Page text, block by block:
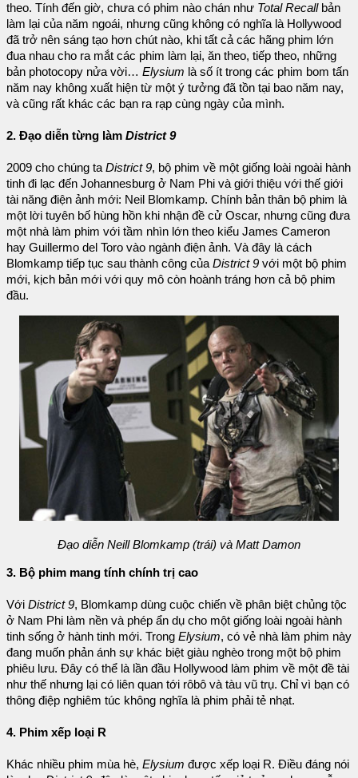
theo. Tính đến giờ, chưa có phim nào chán như Total Recallbản
làm lại của năm ngoái, nhưng cũng không có nghĩa là Hollywood
đã trở nên sáng tạo hơn chút nào, khi tất cả các hãng phim lớn
đua nhau cho ra mắt các phim làm lại, ăn theo, tiếp theo, những
bản photocopy nửa vời… Elysium là số ít trong các phim bom tấn
năm nay không xuất hiện từ một ý tưởng đã tồn tại bao năm nay,
và cũng rất khác các bạn ra rạp cùng ngày của mình.
2. Đạo diễn từng làm District 9
2009 cho chúng ta District 9, bộ phim về một giống loài ngoài hành
tinh đi lạc đến Johannesburg ở Nam Phi và giới thiệu với thế giới
tài năng điện ảnh mới: Neil Blomkamp. Chính bản thân bộ phim là
một lời tuyên bố hùng hồn khi nhận đề cử Oscar, nhưng cũng đưa
một nhà làm phim với tầm nhìn lớn theo kiểu James Cameron
hay Guillermo del Toro vào ngành điện ảnh. Và đây là cách
Blomkamp tiếp tục sau thành công của District 9 với một bộ phim
mới, kịch bản mới với quy mô còn hoành tráng hơn cả bộ phim
đầu.
Đạo diễn Neill Blomkamp (trái) và Matt Damon
3. Bộ phim mang tính chính trị cao
Với District 9, Blomkamp dùng cuộc chiến về phân biệt chủng tộc
ở Nam Phi làm nền và phép ẩn dụ cho một giống loài ngoài hành
tinh sống ở hành tinh mới. Trong Elysium, có vẻ nhà làm phim này
đang muốn phản ánh sự khác biệt giàu nghèo trong một bộ phim
phiêu lưu. Đây có thể là lần đầu Hollywood làm phim về một đề tài
như thế nhưng lại có liên quan tới rôbô và tàu vũ trụ. Chỉ vì bạn có
thông điệp nghiêm túc không nghĩa là phim phải tẻ nhạt.
4. Phim xếp loại R
Khác nhiều phim mùa hè, Elysium được xếp loại R. Điều đáng nói